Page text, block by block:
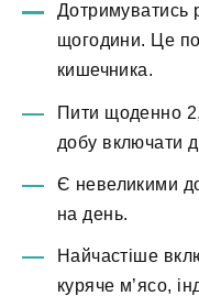
Дотримуватись
щогодини. Це
кишечника.
Пити щоденно
добу включати
Є невеликими
на день.
Найчастіше
куряче м’ясо,